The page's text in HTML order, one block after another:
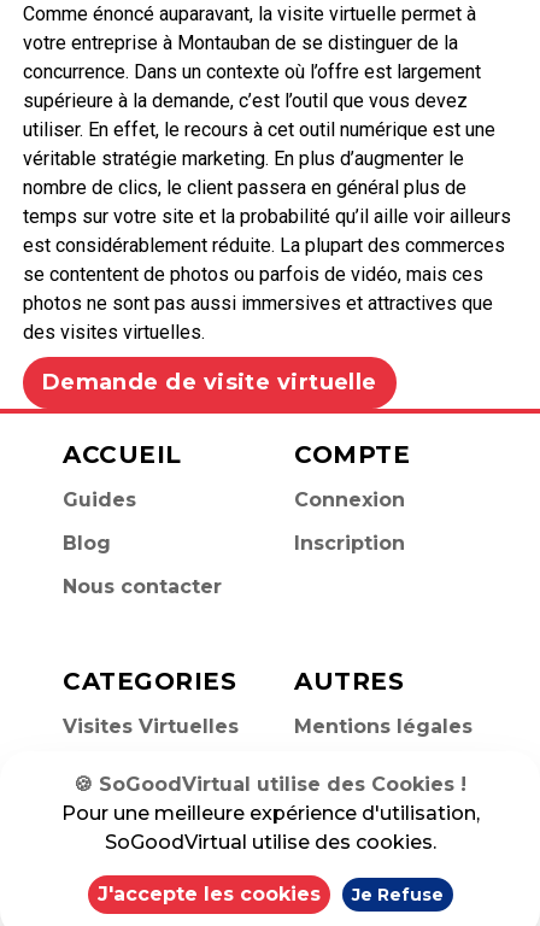
Comme énoncé auparavant, la visite virtuelle permet à
votre entreprise à Montauban de se distinguer de la
concurrence. Dans un contexte où l’offre est largement
supérieure à la demande, c’est l’outil que vous devez
utiliser. En effet, le recours à cet outil numérique est une
véritable stratégie marketing. En plus d’augmenter le
nombre de clics, le client passera en général plus de
temps sur votre site et la probabilité qu’il aille voir ailleurs
est considérablement réduite. La plupart des commerces
se contentent de photos ou parfois de vidéo, mais ces
photos ne sont pas aussi immersives et attractives que
des visites virtuelles.
Demande de visite virtuelle
ACCUEIL
Guides
Blog
Nous contacter
COMPTE
Connexion
Inscription
CATEGORIES
Visites Virtuelles
AUTRES
Mentions légales
Politique de
confidentialité
🍪 SoGoodVirtual utilise des Cookies !
Pour une meilleure expérience d'utilisation,
SoGoodVirtual utilise des cookies.
J'accepte les cookies Je Refuse